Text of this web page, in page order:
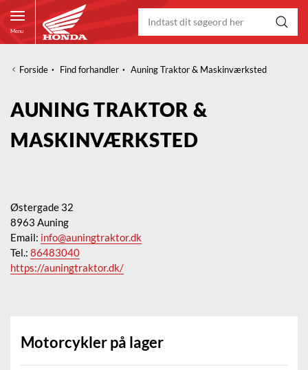
Menu
Forside · Find forhandler · Auning Traktor & Maskinværksted
AUNING TRAKTOR &
MASKINVÆRKSTED
Østergade 32
8963 Auning
Email: info@auningtraktor.dk
Tel.: 86483040
https://auningtraktor.dk/
Motorcykler på lager